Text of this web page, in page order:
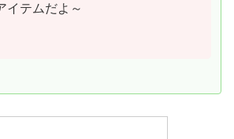
イテムだよ～